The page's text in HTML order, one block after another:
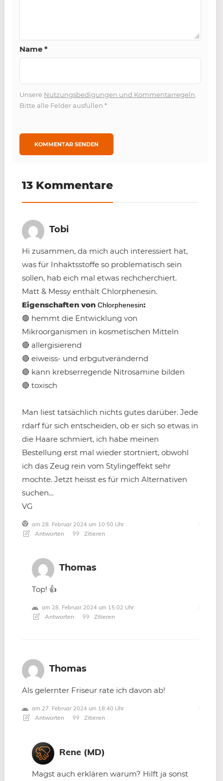
Name *
Unsere Nutzungsbedigungen und Kommentarregeln
Bitte alle Felder ausfüllen *
13 Kommentare
Tobi
Hi zusammen, da mich auch interessiert hat,
was für Inhaktsstoffe so problematisch sein
sollen, hab eich mal etwas rechcherchiert.
Matt & Messy enthält Chlorphenesin.
Eigenschaften von Chlorphenesin:
🟢 hemmt die Entwicklung von
Mikroorganismen in kosmetischen Mitteln
🔴 allergisierend
🔴 eiweiss- und erbgutverändernd
🔴 kann krebserregende Nitrosamine bilden
🔴 toxisch
Man liest tatsächlich nichts gutes darüber. Jede
rdarf für sich entscheiden, ob er sich so etwas in
die Haare schmiert, ich habe meinen
Bestellung erst mal wieder stortniert, obwohl
ich das Zeug rein vom Stylingeffekt sehr
mochte. Jetzt heisst es für mich Alternativen
suchen…
VG
am 28. Februar 2024 um 10:50 Uhr
Antworten Zitieren
Thomas
Top! 👍
am 28. Februar 2024 um 15:02 Uhr
Antworten Zitieren
Thomas
Als gelernter Friseur rate ich davon ab!
am 27. Februar 2024 um 18:40 Uhr
Antworten Zitieren
Rene (MD)
Magst auch erklären warum? Hilft ja sonst